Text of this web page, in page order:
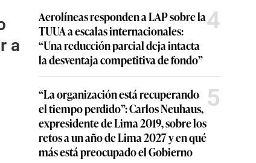
a
Aerolíneas responden a LAP sobre la
TUUA a escalas internacionales:
“Una reducción parcial deja intacta
la desventaja competitiva de fondo”
4
“La organización está recuperando
el tiempo perdido”: Carlos Neuhaus,
expresidente de Lima 2019, sobre los
retos a un año de Lima 2027 y en qué
más está preocupado el Gobierno
5